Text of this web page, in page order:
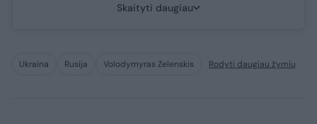
Skaityti daugiau
Ukraina Rusija Volodymyras Zelenskis Rodyti daugiau žymių